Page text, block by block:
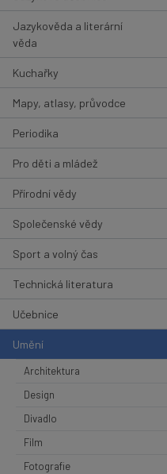
Jazykověda a literární
věda
Kuchařky
Mapy, atlasy, průvodce
Periodika
Pro děti a mládež
Přírodní vědy
Společenské vědy
Sport a volný čas
Technická literatura
Učebnice
Umění
Architektura
Design
Divadlo
Film
Fotografie